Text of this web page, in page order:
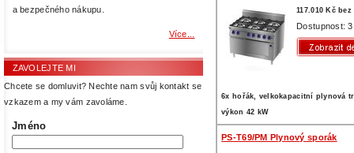
a bezpečného nákupu.
Více...
ZAVOLEJTE MI
Chcete se domluvit? Nechte nam svůj kontakt se
vzkazem a my vám zavoláme.
Jméno
117.010 Kč bez
Dostupnost:
6x hořák, velkokapacitní plynová
výkon 42 kW
PS-T69/PM Plynový sporák